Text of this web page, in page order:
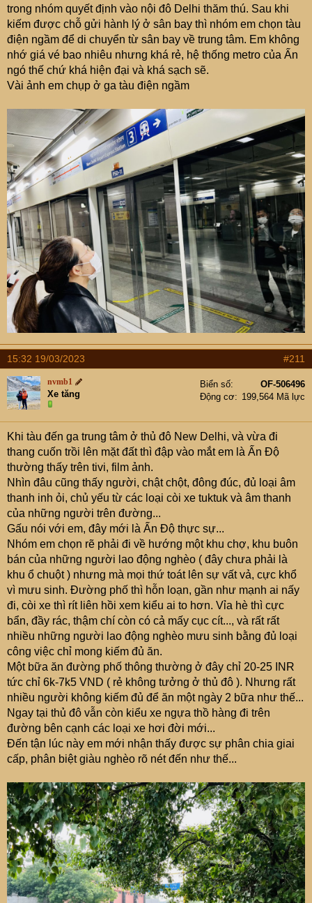
trong nhóm quyết định vào nội đô Delhi thăm thú. Sau khi
kiếm được chỗ gửi hành lý ở sân bay thì nhóm em chọn tàu
điện ngầm để di chuyển từ sân bay về trung tâm. Em không
nhớ giá vé bao nhiêu nhưng khá rẻ, hệ thống metro của Ấn
ngó thế chứ khá hiện đại và khá sạch sẽ.
Vài ảnh em chụp ở ga tàu điện ngầm
15:32 19/03/2023 #211
nvmb1
Xe tăng
Biển số
OF-506496
Động cơ
199,564 Mã lực
Khi tàu đến ga trung tâm ở thủ đô New Delhi, và vừa đi
thang cuốn trồi lên mặt đất thì đập vào mắt em là Ấn Độ
thường thấy trên tivi, film ảnh.
Nhìn đâu cũng thấy người, chật chột, đông đúc, đủ loại âm
thanh inh ỏi, chủ yếu từ các loại còi xe tuktuk và âm thanh
của những người trên đường...
Gấu nói với em, đây mới là Ấn Độ thực sự...
Nhóm em chọn rẽ phải đi về hướng một khu chợ, khu buôn
bán của những người lao động nghèo ( đây chưa phải là
khu ổ chuột ) nhưng mà mọi thứ toát lên sự vất vả, cực khổ
vì mưu sinh. Đường phố thì hỗn loạn, gần như mạnh ai nấy
đi, còi xe thì rít liên hồi xem kiểu ai to hơn. Vỉa hè thì cực
bẩn, đầy rác, thậm chí còn có cả mấy cục cít..., và rất rất
nhiều những người lao động nghèo mưu sinh bằng đủ loại
công việc chỉ mong kiếm đủ ăn.
Một bữa ăn đường phố thông thường ở đây chỉ 20-25 INR
tức chỉ 6k-7k5 VND ( rẻ không tưởng ở thủ đô ). Nhưng rất
nhiều người không kiếm đủ để ăn một ngày 2 bữa như thế...
Ngay tại thủ đô vẫn còn kiểu xe ngựa thồ hàng đi trên
đường bên cạnh các loại xe hơi đời mới...
Đến tận lúc này em mới nhận thấy được sự phân chia giai
cấp, phân biệt giàu nghèo rõ nét đến như thế...